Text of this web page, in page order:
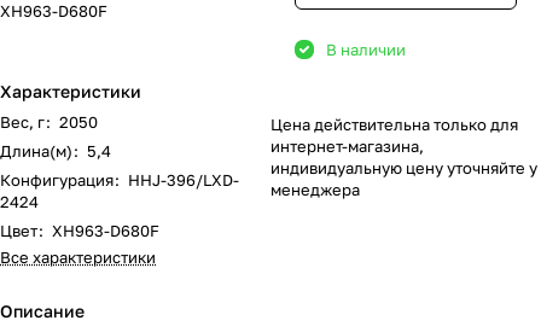
XH963-D680F
Характеристики
Вес, г: 2050
Длина(м): 5,4
Конфигурация: HHJ-396/LXD-
2424
Цвет: XH963-D680F
Все характеристики
Описание
В наличии
Цена действительна только для
интернет-магазина,
индивидуальную цену уточняйте у
менеджера